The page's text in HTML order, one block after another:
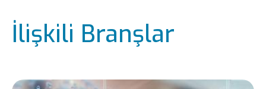
İlişkili Branşlar